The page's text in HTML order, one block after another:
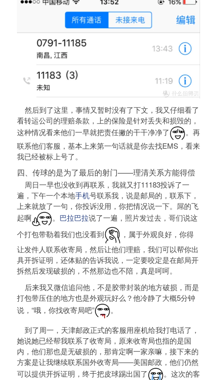
然后到了这里，事情又暂时没有了下文，我又仔细看了
看转运公司的理赔条款，上的保险是针对丢失和损毁的，
这种情况看来他们一早就把责任撇的干干净净了
。再
联系他们客服，基本上来第一句话就是你去找EMS，看来
我已经被标上号了。
四、传球的是为了最后的射门——理清关系方能得偿
周日一早也没收到再联系，我就又打11183投诉了一
遍，下午一个本地手机号联系我，说是邮局的，联系下，
上来就放了一句，你投诉没用，你把情况说一下。屌的飞
起啊
。 巴拉巴拉说了一遍，照片发过去，哥们说这
个打包带勒着我们也没看到
，属于外观良好，你得
让发件人联系收寄局，然后让他们理赔，我们可以帮你出
具开拆证明，还体贴的告诉我说，一定要咬定是在邮局开
拆然后发现破损的，不然那边也不陪，真是呵呵。
后来我又微信追问他，不是胶带封装的地方破损，而是
打包带压住的地方也是外观玩好么？他冷静了大概5分钟
说，“哦，你找收寄局吧”
。
到了周一，天津邮政正式的客服用座机给我打电话了，
她说她已经帮我联系了收寄局，原来收寄局也指的是国
内，他们那也是无破损的，那肯定啊一家亲嘛，接下来的
方案是让我继续联系国外收寄局——美国邮政，他们仍然
可以提供开拆证明，终于把皮球踢出国了
。这次的客